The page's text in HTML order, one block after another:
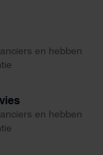
en hebben
en hebben